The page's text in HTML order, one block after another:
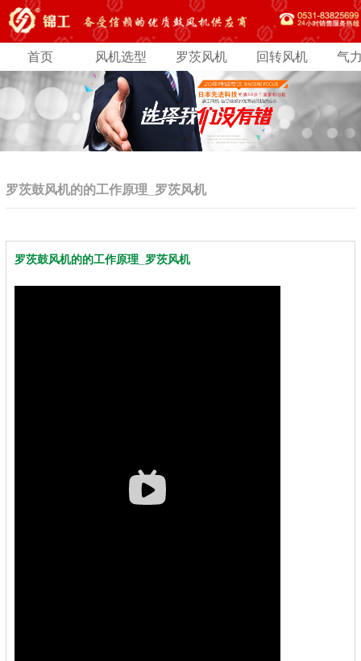
首页 风机选型 罗茨风机 回转风机 气
罗茨鼓风机的的工作原理_罗茨风机
罗茨鼓风机的的工作原理_罗茨风机